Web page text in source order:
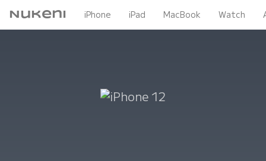
Nukeni iPhone iPad MacBook Watch